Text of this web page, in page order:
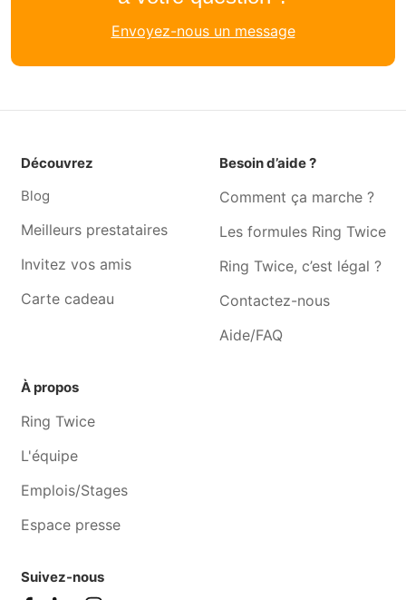
Envoyez-nous un message
Découvrez
Blog
Meilleurs prestataires
Invitez vos amis
Carte cadeau
Besoin d’aide ?
Comment ça marche ?
Les formules Ring Twice
Ring Twice, c’est légal ?
Contactez-nous
Aide/FAQ
À propos
Ring Twice
L'équipe
Emplois/Stages
Espace presse
Suivez-nous